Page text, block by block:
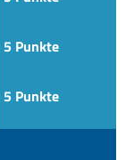
5 Punkte
5 Punkte